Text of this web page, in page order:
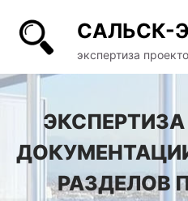
САЛЬСК-
экспертиза
РАЗДЕЛОВ